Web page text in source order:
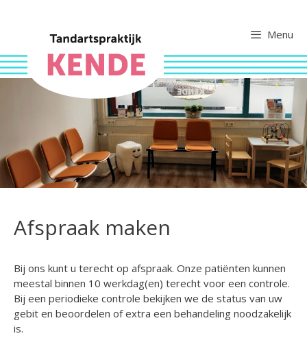
inhoud
Menu
Afspraak maken
Bij ons kunt u terecht op afspraak. Onze patiënten kunnen
meestal binnen 10 werkdag(en) terecht voor een controle.
Bij een periodieke controle bekijken we de status van uw
gebit en beoordelen of extra een behandeling noodzakelijk
is.